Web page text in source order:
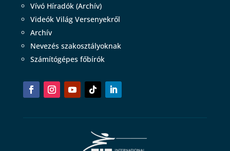
Vívó Híradók (Archív)
Videók Világ Versenyekről
Archív
Nevezés szakosztályoknak
Számítógépes főbírók